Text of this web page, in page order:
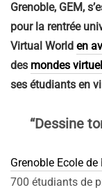
Grenoble, GEM,
pour la rentrée
Virtual World en
des mondes
ses étudiants en
“Dessine
Grenoble Ecole
700 étudiants de